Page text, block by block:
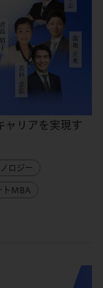
ャリアを実現す
ロジー
トMBA